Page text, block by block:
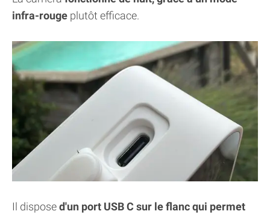
infra-rouge plutôt efficace.
Il disposed'un port USB C sur le flanc qui permet